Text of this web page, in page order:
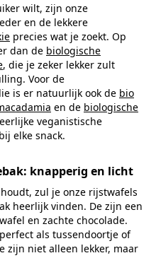
wilt, zijn onze
en de lekkere
precies wat je zoekt. Op
dan de biologische
, die je zeker lekker zult
Voor de
is er natuurlijk ook de bio
en de biologische
veganistische
elke snack.
knapperig en licht
zul je onze rijstwafels
heerlijk vinden. De zijn een
en zachte chocolade.
als tussendoortje of
zijn niet alleen lekker, maar